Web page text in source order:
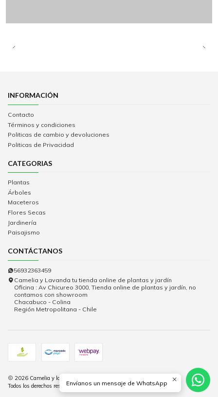
INFORMACIÓN
Contacto
Términos y condiciones
Politicas de cambio y devoluciones
Politicas de Privacidad
CATEGORIAS
Plantas
Árboles
Maceteros
Flores Secas
Jardinería
Paisajismo
CONTÁCTANOS
56932363459
Camelia y Lavanda tu tienda online de plantas y jardín
Oficina : Av Chicureo 3000, Tienda online de plantas y jardín, no
contamos con showroom
Chacabuco - Colina
Región Metropolitana - Chile
2026 Camelia y lavanda.
Todos los derechos reservados. Desarrollado por Jumpseller.
Envíanos un mensaje de WhatsApp